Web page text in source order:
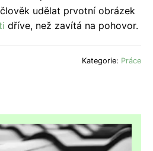
udělat prvotní obrázek
dříve, než zavítá na pohovor.
Kategorie: Práce